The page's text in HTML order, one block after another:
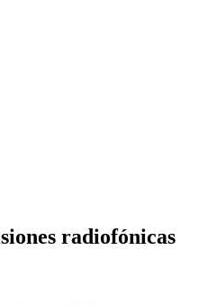
radiofónicas